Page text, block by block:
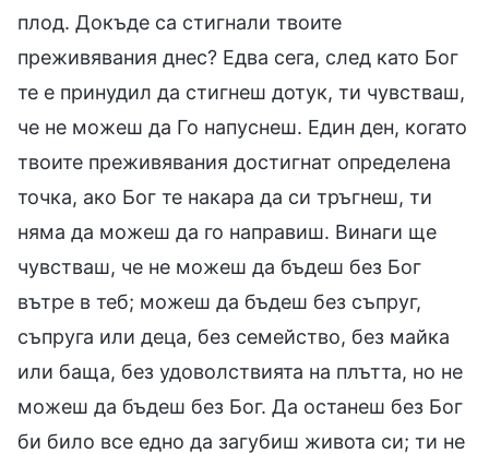
плод. Докъде са стигнали твоите
преживявания днес? Едва сега, след като Бог
те е принудил да стигнеш дотук, ти чувстваш,
че не можеш да Го напуснеш. Един ден, когато
твоите преживявания достигнат определена
точка, ако Бог те накара да си тръгнеш, ти
няма да можеш да го направиш. Винаги ще
чувстваш, че не можеш да бъдеш без Бог
вътре в теб; можеш да бъдеш без съпруг,
съпруга или деца, без семейство, без майка
или баща, без удоволствията на плътта, но не
можеш да бъдеш без Бог. Да останеш без Бог
би било все едно да загубиш живота си; ти не